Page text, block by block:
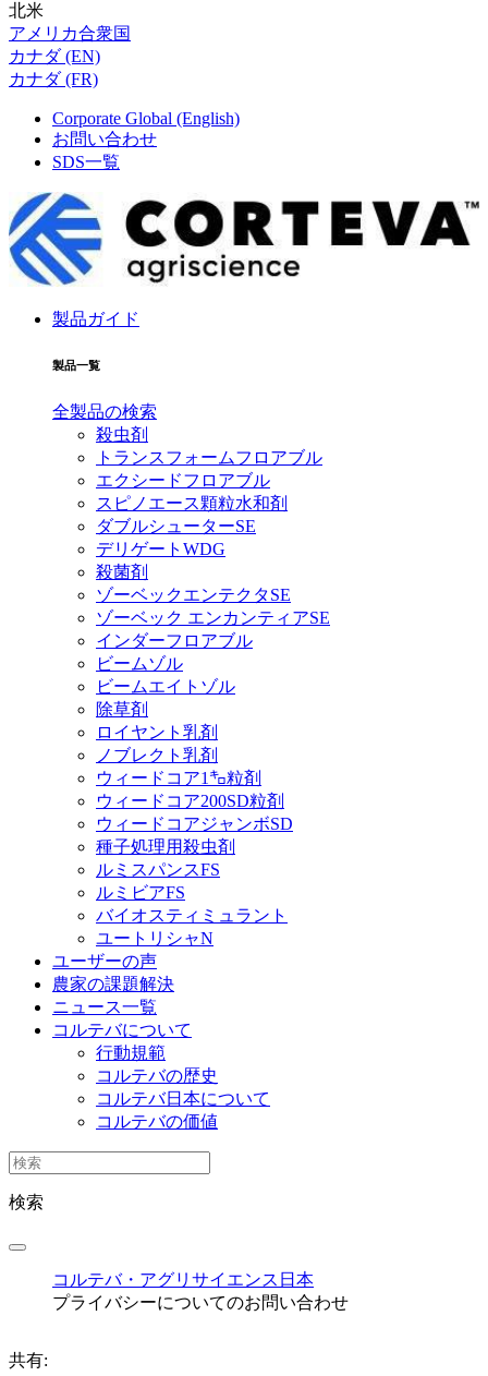
北米
アメリカ合衆国
カナダ (EN)
カナダ (FR)
Corporate Global (English)
お問い合わせ
SDS一覧
製品ガイド
製品一覧
全製品の検索
殺虫剤
トランスフォームフロアブル
エクシードフロアブル
スピノエース顆粒水和剤
ダブルシューターSE
デリゲートWDG
殺菌剤
ゾーベックエンテクタSE
ゾーベック エンカンティアSE
インダーフロアブル
ビームゾル
ビームエイトゾル
除草剤
ロイヤント乳剤
ノブレクト乳剤
ウィードコア1㌔粒剤
ウィードコア200SD粒剤
ウィードコアジャンボSD
種子処理用殺虫剤
ルミスパンスFS
ルミビアFS
バイオスティミュラント
ユートリシャN
ユーザーの声
農家の課題解決
ニュース一覧
コルテバについて
行動規範
コルテバの歴史
コルテバ日本について
コルテバの価値
検索
コルテバ・アグリサイエンス日本
プライバシーについてのお問い合わせ
共有: